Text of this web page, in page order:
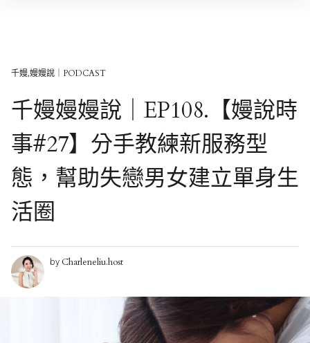
千嫚,嫚嫚說｜PODCAST
千嫚嫚嫚說｜EP108.【嫚說時
事#27】分手教練新服務型
態，幫助失戀男女建立單身生
活圈
by Charleneliu.host